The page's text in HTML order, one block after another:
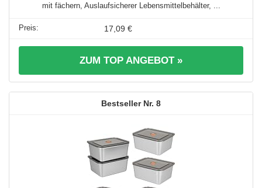
mit fächern, Auslaufsicherer Lebensmittelbehälter, ...
17,09 €
ZUM TOP ANGEBOT »
8